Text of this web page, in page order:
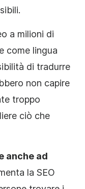
a milioni di
come lingua
di tradurre
non capire
troppo
ciò che
anche ad
la SEO